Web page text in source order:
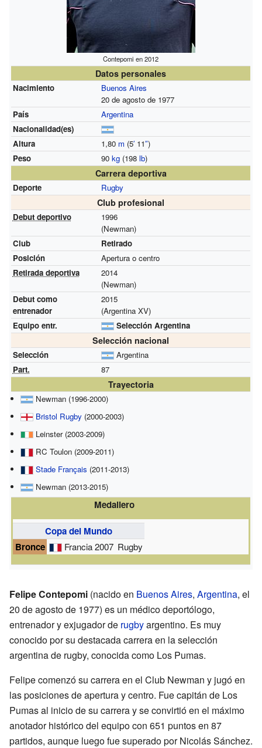
Contepomi en 2012
Datos personales
Nacimiento
Buenos Aires
20 de agosto de 1977
País
Argentina
Nacionalidad(es)
Altura
1,80 m (5′11″)
Peso
90 kg(198 lb)
Carrera deportiva
Deporte Rugby
Club profesional
Debut deportivo
1996
(Newman)
Club
Retirado
Posición
Apertura o centro
Retirada deportiva
2014
(Newman)
Debut como
entrenador
2015
(Argentina XV)
Equipo entr.
Selección Argentina
Selección nacional
Selección
Argentina
Part.
87
Trayectoria
Newman (1996-2000)
Bristol Rugby (2000-2003)
Leinster (2003-2009)
RC Toulon (2009-2011)
Stade Français (2011-2013)
Newman (2013-2015)
Medallero
Copa del Mundo
Bronce
Francia 2007 Rugby
Felipe Contepomi (nacido en Buenos Aires, Argentina, el
20 de agosto de 1977) es un médico deportólogo,
entrenador y exjugador de rugbyargentino. Es muy
conocido por su destacada carrera en la selección
argentina de rugby, conocida como Los Pumas.
Felipe comenzó su carrera en el Club Newman y jugó en
las posiciones de apertura y centro. Fue capitán de Los
Pumas al inicio de su carrera y se convirtió en el máximo
anotador histórico del equipo con 651 puntos en 87
partidos, aunque luego fue superado por Nicolás Sánchez.